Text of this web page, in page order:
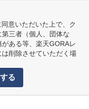
同意いただいた上で、ク
三者（個人、団体な
ある等、楽天GORAレ
削除させていただく場
る